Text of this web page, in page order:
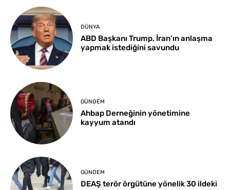
DÜNYA
ABD Başkanı Trump, İran’ın anlaşma
yapmak istediğini savundu
GÜNDEM
Ahbap Derneğinin yönetimine
kayyum atandı
GÜNDEM
DEAŞ terör örgütüne yönelik 30 ildeki